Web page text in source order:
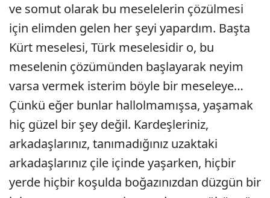
ve somut olarak bu meselelerin çözülmesi
için elimden gelen her şeyi yapardım. Başta
Kürt meselesi, Türk meselesidir o, bu
meselenin çözümünden başlayarak neyim
varsa vermek isterim böyle bir meseleye…
Çünkü eğer bunlar hallolmamışsa, yaşamak
hiç güzel bir şey değil. Kardeşleriniz,
arkadaşlarınız, tanımadığınız uzaktaki
arkadaşlarınız çile içinde yaşarken, hiçbir
yerde hiçbir koşulda boğazınızdan düzgün bir